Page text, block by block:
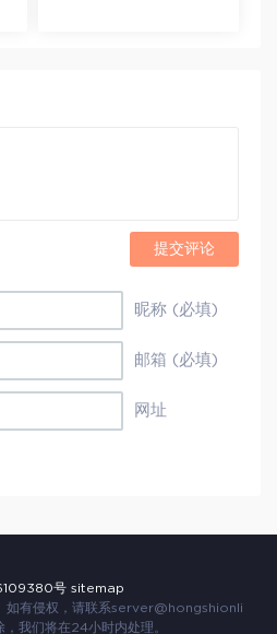
提交评论
昵称 (必填)
邮箱 (必填)
网址
号 sitemap
如有侵权，请联系server@hongshionli
，我们将在24小时内处理。